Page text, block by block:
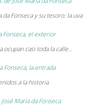
Fonseca y su tesoro: la uva
ocupan casi toda la calle…
a la historia